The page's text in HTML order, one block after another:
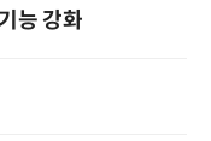
능 강화